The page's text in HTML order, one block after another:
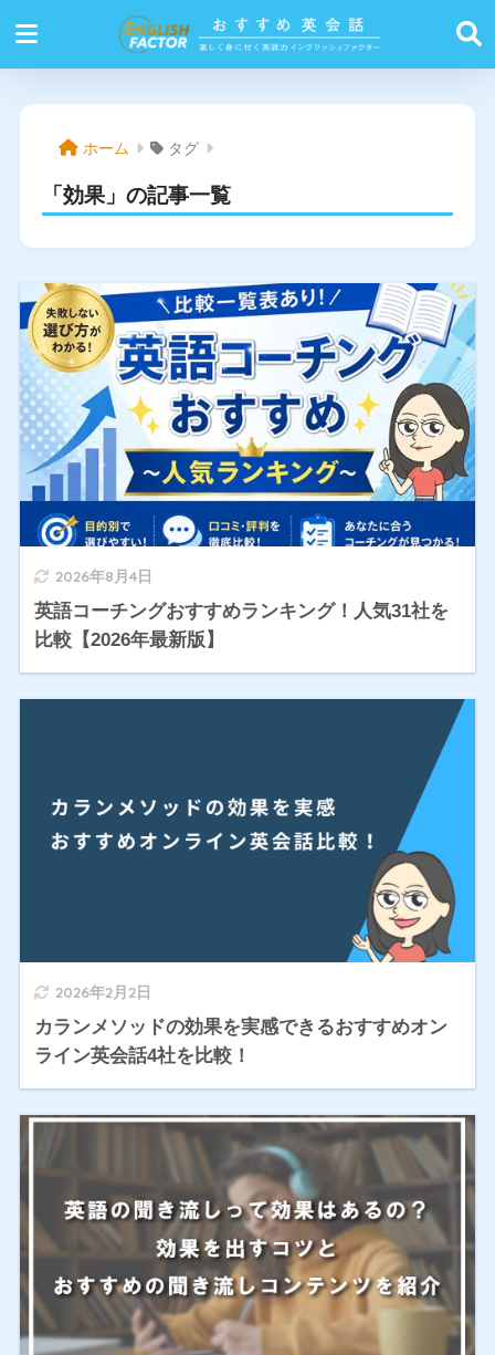
ホーム タグ
「効果」の記事一覧
2026年8月4日
英語コーチングおすすめランキング！人気31社を
比較【2026年最新版】
2026年2月2日
カランメソッドの効果を実感できるおすすめオン
ライン英会話4社を比較！